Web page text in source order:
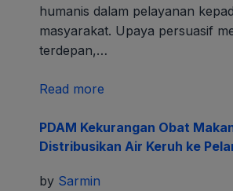
humanis dalam pelayanan
masyarakat. Upaya persuasif
terdepan,…
Read more
PDAM Kekurangan Obat
Distribusikan Air Keruh ke
by Sarmin